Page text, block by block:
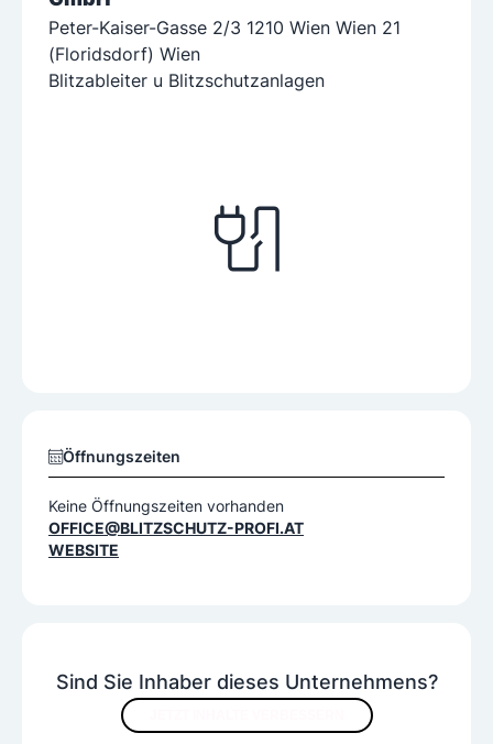
Peter-Kaiser-Gasse 2/3 1210 Wien Wien 21
(Floridsdorf) Wien
Blitzableiter u Blitzschutzanlagen
Sind Sie Inhaber dieses Unternehmens?
Öffnungszeiten
Keine Öffnungszeiten vorhanden
OFFICE@BLITZSCHUTZ-PROFI.AT
WEBSITE